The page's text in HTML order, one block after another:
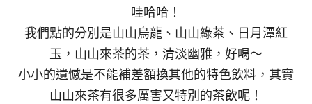
哇哈哈！
我們點的分別是山山烏龍、山山綠茶、日月潭紅
玉，山山來茶的茶，清淡幽雅，好喝～
小小的遺憾是不能補差額換其他的特色飲料，其實
山山來茶有很多厲害又特別的茶飲呢！